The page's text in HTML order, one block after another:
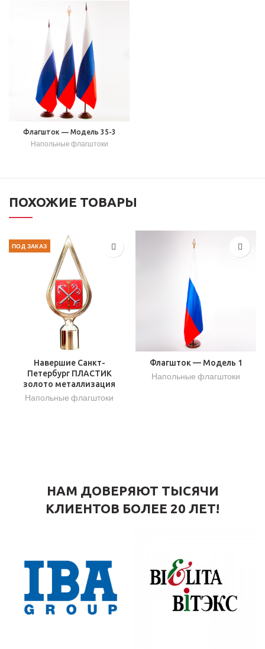
Флагшток — Модель 35-3
Напольные флагштоки
ПОХОЖИЕ ТОВАРЫ
ПОД ЗАКАЗ
Навершие Санкт-
Петербург ПЛАСТИК
золото металлизация
Напольные флагштоки
Флагшток — Модель 1
Напольные флагштоки
НАМ ДОВЕРЯЮТ ТЫСЯЧИ
КЛИЕНТОВ БОЛЕЕ 20 ЛЕТ!